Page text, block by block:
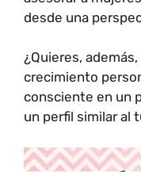
desde una
¿Quieres,
crecimiento
consciente en un
un perfil similar al